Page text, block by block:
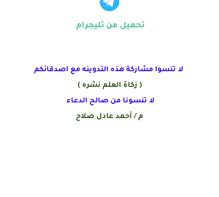
تحميل من تليجرام
لا تنسوا مشاركة هذه التدوينه مع اصدقائكم
( زكاة العلم نشره )
لا تنسونا من صالح الدعاء
م / أحمد عادل صلاح